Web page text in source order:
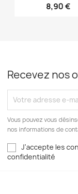
8,90 €
Recevez nos
Vous pouvez vous
nos informations de
J'accepte les
confidentialité